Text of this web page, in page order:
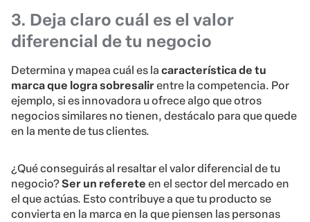
3. Deja claro cuál es el valor
diferencial de tu negocio
Determina y mapea cuál es la característica de tu
marca que logra sobresalirentre la competencia. Por
ejemplo, si es innovadora u ofrece algo que otros
negocios similares no tienen, destácalo para que quede
en la mente de tus clientes.
¿Qué conseguirás al resaltar el valor diferencial de tu
negocio?Ser un referete en el sector del mercado en
el que actúas. Esto contribuye a que tu producto se
convierta en la marca en la que piensen las personas